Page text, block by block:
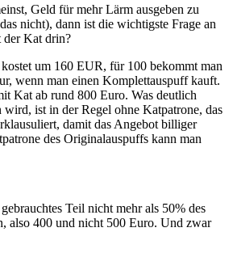
Geld für mehr Lärm ausgeben zu
nicht), dann ist die wichtigste Frage an
der Kat drin?
um 160 EUR, für 100 bekommt man
wenn man einen Komplettauspuff kauft.
Kat ab rund 800 Euro. Was deutlich
wird, ist in der Regel ohne Katpatrone, das
damit das Angebot billiger
des Originalauspuffs kann man
Teil nicht mehr als 50% des
also 400 und nicht 500 Euro. Und zwar